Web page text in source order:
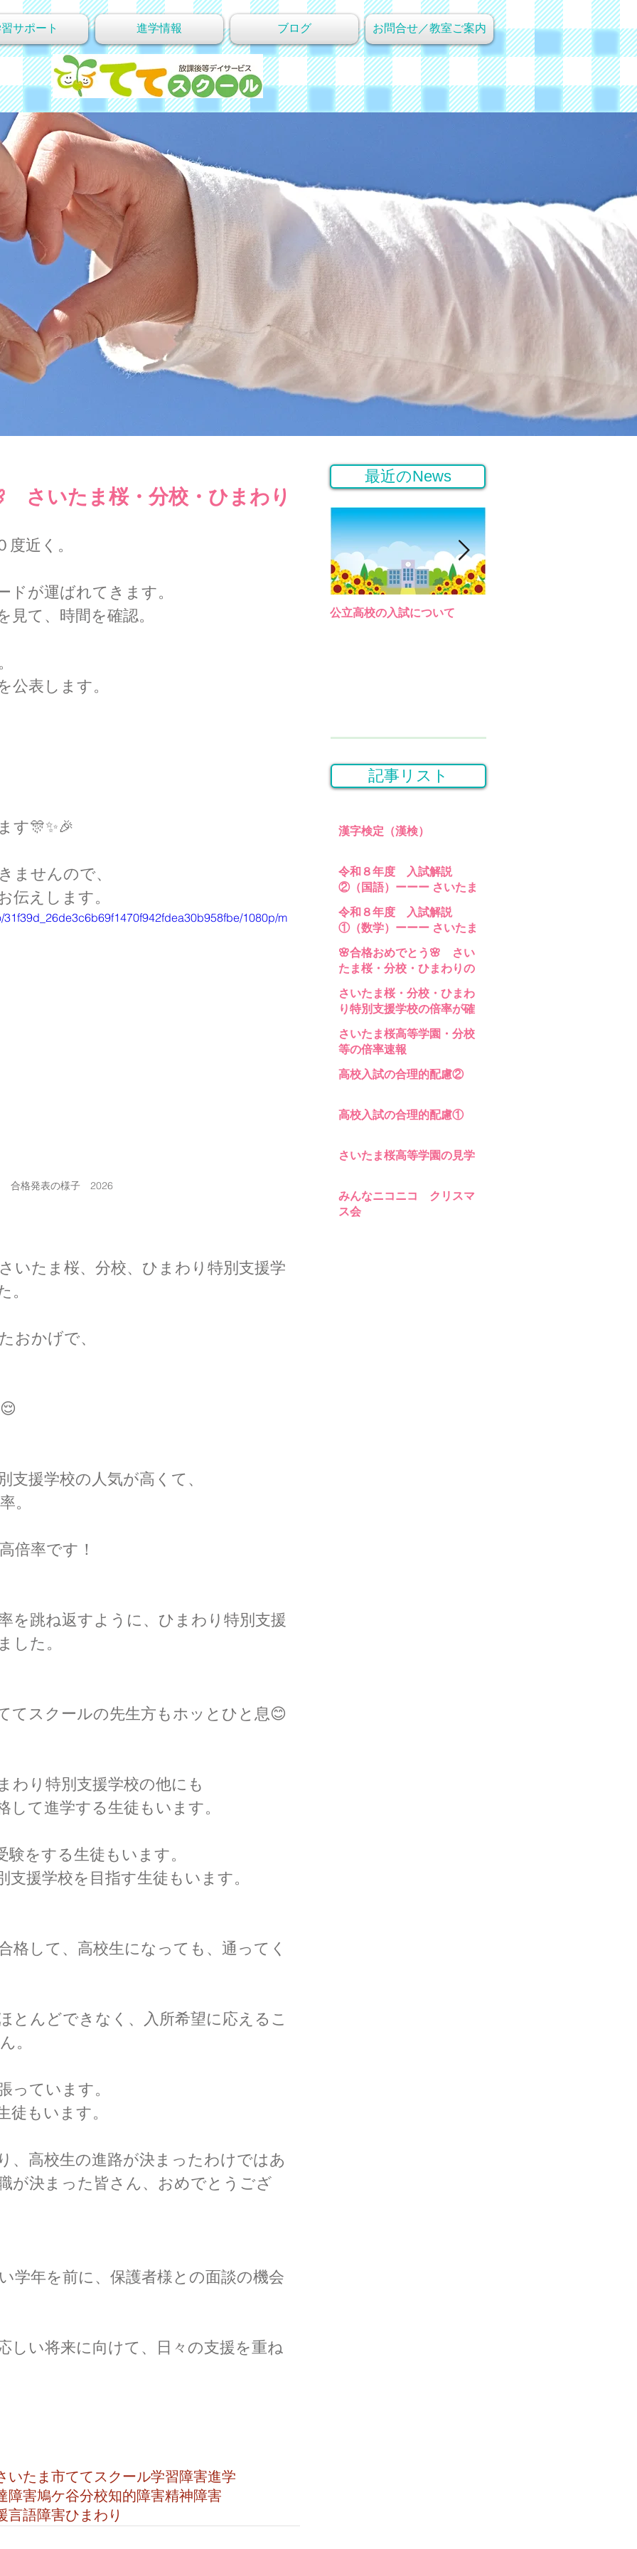
サポート 進学情報 ブログ お問合せ／教室ご案内
最近のNews
公立高校の入試について
記事リスト
漢字検定（漢検）
令和８年度 入試解説
②（国語）ーーー さいたま
支援 高等部分校 の入試問題
令和８年度 入試解説
①（数学）ーーー さいたま
支援 高等部分校 の入試問題
🌸合格おめでとう🌸 さい
たま桜・分校・ひまわりの
さいたま桜・分校・ひまわ
り特別支援学校の倍率が確
さいたま桜高等学園・分校
等の倍率速報
高校入試の合理的配慮②
高校入試の合理的配慮①
さいたま桜高等学園の見学
みんなニコニコ クリスマ
ス会
さいたま桜・分校・ひまわり
近く。
ドが運ばれてきます。
て、時間を確認。
公表します。
す🎊✨🎉
ませんので、
伝えします。
1080p/m
合格発表の様子　2026
いたま桜、分校、ひまわり特別支援学
おかげで、
援学校の人気が高くて、
。
倍率です！
を跳ね返すように、ひまわり特別支援
した。
てスクールの先生方もホッとひと息😊
わり特別支援学校の他にも
して進学する生徒もいます。
験をする生徒もいます。
支援学校を目指す生徒もいます。
格して、高校生になっても、通ってく
とんどできなく、入所希望に応えるこ
。
っています。
徒もいます。
、高校生の進路が決まったわけではあ
が決まった皆さん、おめでとうござ
学年を前に、保護者様との面談の機会
しい将来に向けて、日々の支援を重ね
いたま市ててスクール学習障害進学
障害鳩ケ谷分校知的障害精神障害
言語障害ひまわり